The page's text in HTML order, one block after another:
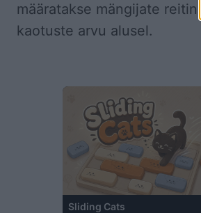
määratakse mängijate
kaotuste arvu alusel.
Sliding Cats